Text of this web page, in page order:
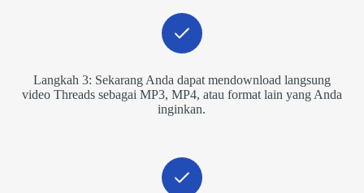
Langkah 3: Sekarang Anda dapat mendownload langsung
video Threads sebagai MP3, MP4, atau format lain yang Anda
inginkan.